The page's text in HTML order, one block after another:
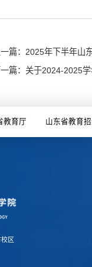
一篇：2025年下半年山
一篇：关于2024-2025
教育厅 山东省教育
校区